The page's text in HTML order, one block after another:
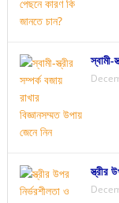
স্বামী-
স্ত্রীর